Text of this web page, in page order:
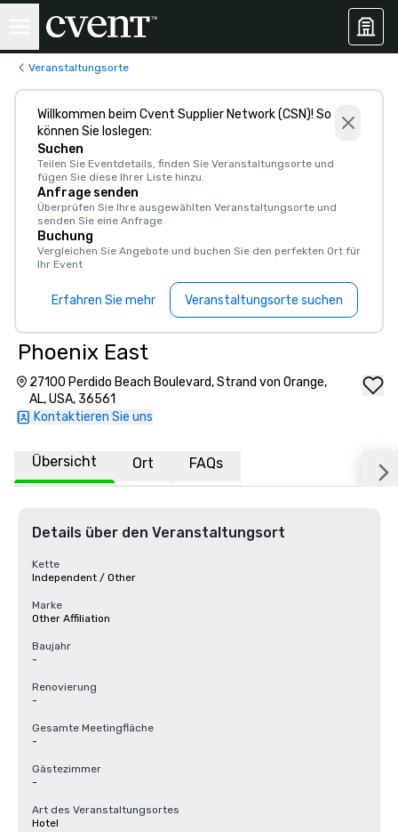
Veranstaltungsorte
Willkommen beim Cvent Supplier Network (CSN)! So
können Sie loslegen:
Suchen
Teilen Sie Eventdetails, finden Sie Veranstaltungsorte und
fügen Sie diese Ihrer Liste hinzu.
Anfrage senden
Überprüfen Sie Ihre ausgewählten Veranstaltungsorte und
senden Sie eine Anfrage
Buchung
Vergleichen Sie Angebote und buchen Sie den perfekten Ort für
Ihr Event
Erfahren Sie mehr Veranstaltungsorte suchen
Phoenix East
27100 Perdido Beach Boulevard, Strand von Orange,
AL, USA, 36561
Kontaktieren Sie uns
Übersicht Ort FAQs
Details über den Veranstaltungsort
Kette
Independent / Other
Marke
Other Affiliation
Baujahr
-
Renovierung
-
Gesamte Meetingfläche
-
Gästezimmer
-
Art des Veranstaltungsortes
Hotel